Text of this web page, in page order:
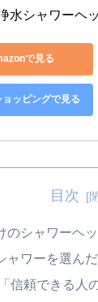
水シャワーヘ
で見る
ッピングで見る
目次
のシャワーヘ
ャワーを選ん
信頼できる人